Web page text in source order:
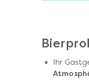
Ihr